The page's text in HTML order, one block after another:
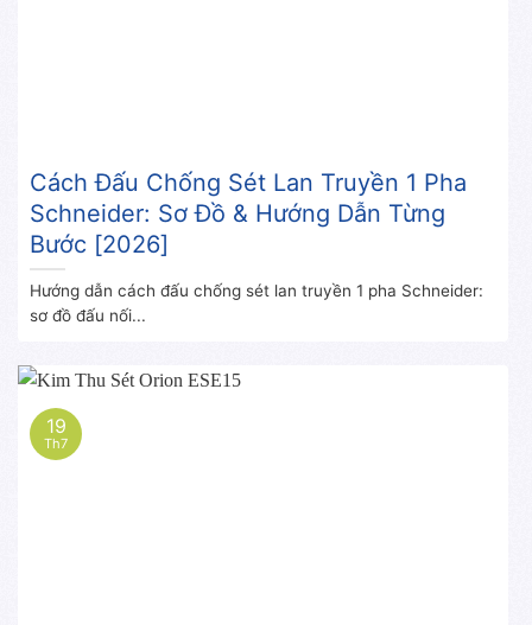
Cách Đấu Chống Sét Lan Truyền 1 Pha
Schneider: Sơ Đồ & Hướng Dẫn Từng
Bước [2026]
Hướng dẫn cách đấu chống sét lan truyền 1 pha Schneider:
sơ đồ đấu nối...
19
Th7